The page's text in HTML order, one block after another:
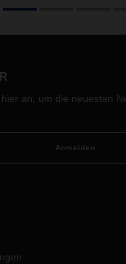
Charter-Programm
Mit einem
an, um die neuesten
Anmelden